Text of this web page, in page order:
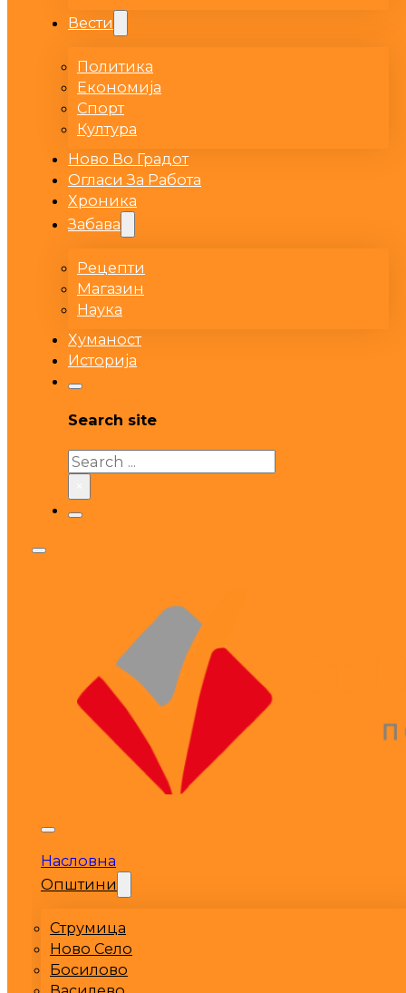
Вести
Политика
Економија
Спорт
Култура
Ново Во Градот
Огласи За Работа
Хроника
Забава
Рецепти
Магазин
Наука
Хуманост
Историја
Search site
Search
Насловна
Општини
Струмица
Ново Село
Босилово